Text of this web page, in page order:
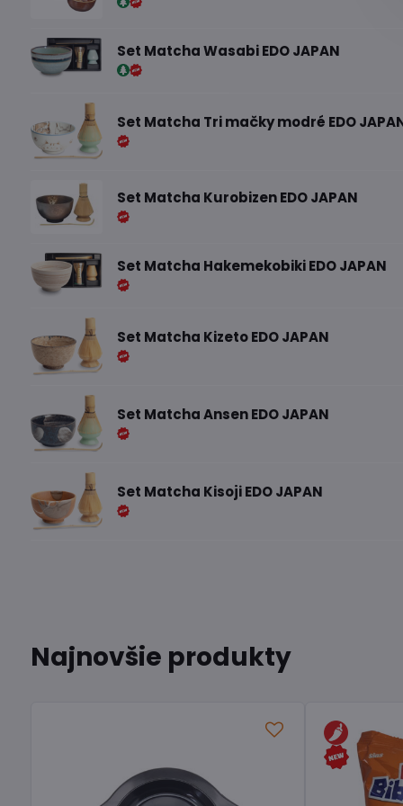
Set Matcha Wasabi EDO JAPAN
Set Matcha Tri mačky modré EDO
Set Matcha Kurobizen EDO JAPAN
Set Matcha Hakemekobiki EDO JAPAN
Set Matcha Kizeto EDO JAPAN
Set Matcha Ansen EDO JAPAN
Set Matcha Kisoji EDO JAPAN
Najnovšie produkty